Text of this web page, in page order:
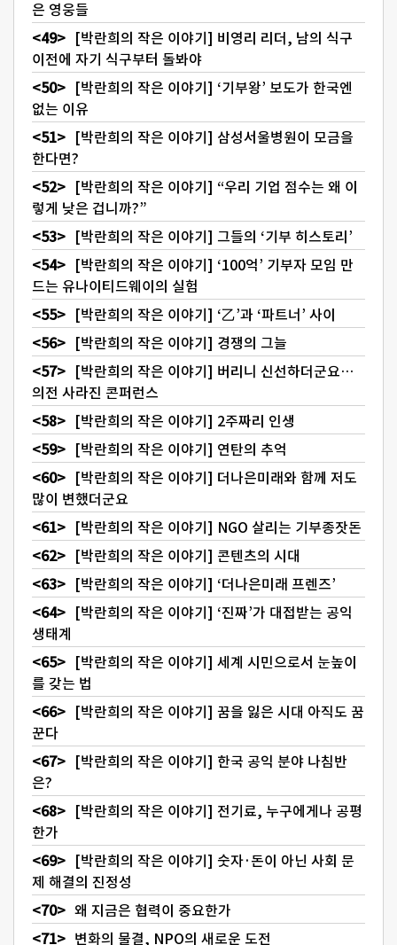
은 영웅들
[박란희의 작은 이야기] 비영리 리더, 남의 식구
이전에 자기 식구부터 돌봐야
[박란희의 작은 이야기] ‘기부왕’ 보도가 한국엔
없는 이유
[박란희의 작은 이야기] 삼성서울병원이 모금을
한다면?
[박란희의 작은 이야기] “우리 기업 점수는 왜 이
렇게 낮은 겁니까?”
[박란희의 작은 이야기] 그들의 ‘기부 히스토리’
[박란희의 작은 이야기] ‘100억’ 기부자 모임 만
드는 유나이티드웨이의 실험
[박란희의 작은 이야기] ‘乙’과 ‘파트너’ 사이
[박란희의 작은 이야기] 경쟁의 그늘
[박란희의 작은 이야기] 버리니 신선하더군요…
의전 사라진 콘퍼런스
[박란희의 작은 이야기] 2주짜리 인생
[박란희의 작은 이야기] 연탄의 추억
[박란희의 작은 이야기] 더나은미래와 함께 저도
많이 변했더군요
[박란희의 작은 이야기] NGO 살리는 기부종잣돈
[박란희의 작은 이야기] 콘텐츠의 시대
[박란희의 작은 이야기] ‘더나은미래 프렌즈’
[박란희의 작은 이야기] ‘진짜’가 대접받는 공익
생태계
[박란희의 작은 이야기] 세계 시민으로서 눈높이
를 갖는 법
[박란희의 작은 이야기] 꿈을 잃은 시대 아직도 꿈
꾼다
[박란희의 작은 이야기] 한국 공익 분야 나침반
은?
[박란희의 작은 이야기] 전기료, 누구에게나 공평
한가
[박란희의 작은 이야기] 숫자·돈이 아닌 사회 문
제 해결의 진정성
왜 지금은 협력이 중요한가
변화의 물결, NPO의 새로운 도전